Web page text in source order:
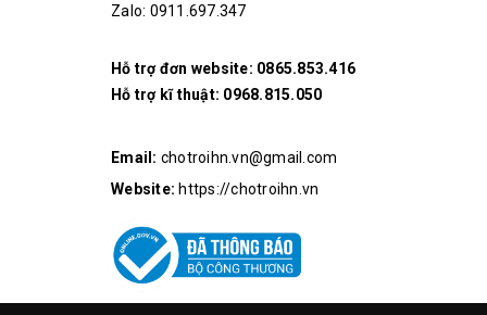
Zalo: 0911.697.347
Hỗ trợ đơn website: 0865.853.416
Hỗ trợ kĩ thuật: 0968.815.050
Email: chotroihn.vn@gmail.com
Website: https://chotroihn.vn